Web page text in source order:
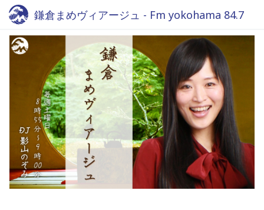
鎌倉まめヴィアージュ - Fm yokohama 84.7